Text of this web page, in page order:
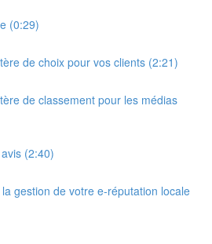
(0:29)
de choix pour vos clients (2:21)
de classement pour les médias
(2:40)
gestion de votre e-réputation locale